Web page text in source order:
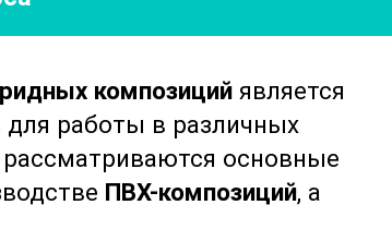
композиций является
работы в различных
основные
ПВХ-композиций, а